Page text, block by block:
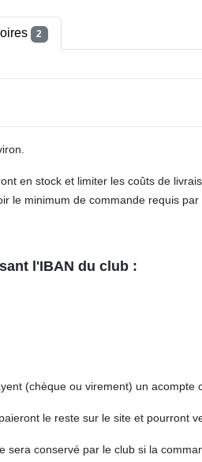
2
en stock et limiter les coûts de
le minimum de commande requis par
l'IBAN du club :
(chèque ou virement) un acompte
le reste sur le site et pourront
sera conservé par le club si la